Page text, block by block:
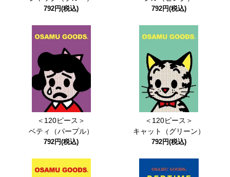
792円(税込) 792円(税込)
＜120ピース＞
ベティ（パープル）
792円(税込)
＜120ピース＞
キャット（グリーン）
792円(税込)